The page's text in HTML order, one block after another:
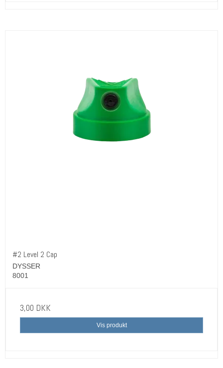
#2 Level 2 Cap
DYSSER
8001
3,00 DKK
Vis produkt